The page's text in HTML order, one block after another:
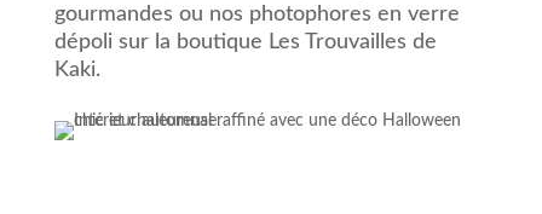
gourmandes ou nos photophores en verre
dépoli sur la boutique Les Trouvailles de
Kaki.